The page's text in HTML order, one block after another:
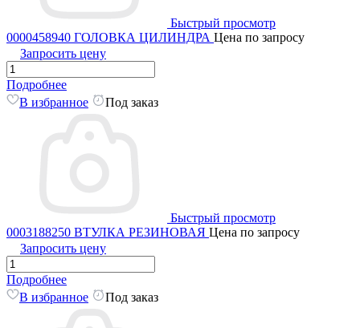
Быстрый просмотр
0000458940 ГОЛОВКА ЦИЛИНДРА Цена по запросу
Запросить цену
Подробнее
В избранное
Под заказ
Быстрый просмотр
0003188250 ВТУЛКА РЕЗИНОВАЯ Цена по запросу
Запросить цену
Подробнее
В избранное
Под заказ